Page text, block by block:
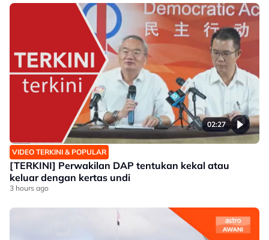
02:27
VIDEO TERKINI & POPULAR
[TERKINI] Perwakilan DAP tentukan kekal atau
keluar dengan kertas undi
3 hours ago